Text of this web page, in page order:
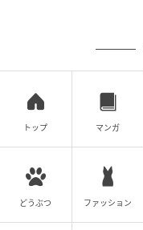
【ユウイチトヤマ.
度アップに貢献
トップ マンガ
どうぶつ ファッション